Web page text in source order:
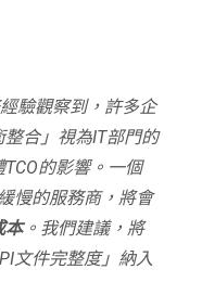
驗觀察到，許多企
合」視為IT部門的
的影響。一個
慢的服務商，將會
本。我們建議，將
文件完整度」納入